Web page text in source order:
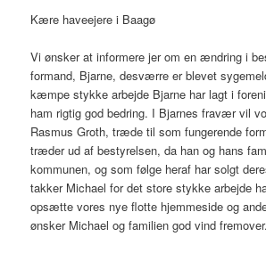
Kære haveejere i Baagø
Vi ønsker at informere jer om en ændring i
formand, Bjarne, desværre er blevet
kæmpe stykke arbejde Bjarne har lagt i
ham rigtig god bedring. I Bjarnes fravær vil
Rasmus Groth, træde til som fungerende
træder ud af bestyrelsen, da han og hans
kommunen, og som følge heraf har solgt
takker Michael for det store stykke arbejde
opsætte vores nye flotte hjemmeside og
ønsker Michael og familien god vind fremover.